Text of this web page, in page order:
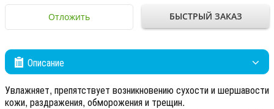
Отложить БЫСТРЫЙ ЗАКАЗ
Описание
Увлажняет, препятствует возникновению сухости и шершавости
кожи, раздражения, обморожения и трещин.